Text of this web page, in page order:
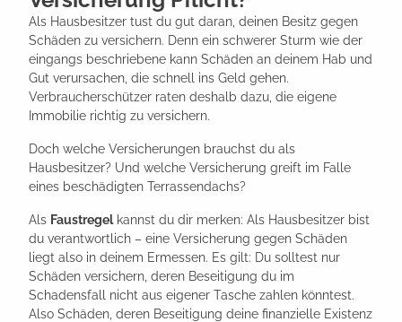
Als Hausbesitzer tust du gut daran, deinen Besitz gegen
Schäden zu versichern. Denn ein schwerer Sturm wie der
eingangs beschriebene kann Schäden an deinem Hab und
Gut verursachen, die schnell ins Geld gehen.
Verbraucherschützer raten deshalb dazu, die eigene
Immobilie richtig zu versichern.
Doch welche Versicherungen brauchst du als
Hausbesitzer? Und welche Versicherung greift im Falle
eines beschädigten Terrassendachs?
Als Faustregelkannst du dir merken: Als Hausbesitzer bist
du verantwortlich – eine Versicherung gegen Schäden
liegt also in deinem Ermessen. Es gilt: Du solltest nur
Schäden versichern, deren Beseitigung du im
Schadensfall nicht aus eigener Tasche zahlen könntest.
Also Schäden, deren Beseitigung deine finanzielle Existenz